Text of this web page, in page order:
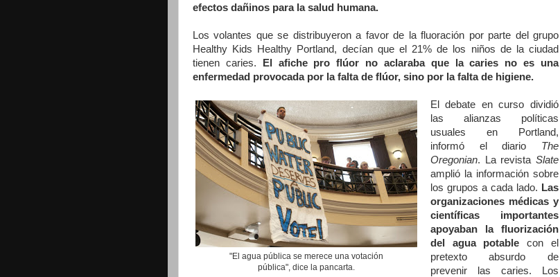
efectos dañinos para la salud humana.
Los volantes que se distribuyeron a favor de la fluoración por parte del grupo
Healthy Kids Healthy Portland, decían que el 21% de los niños de la ciudad
tienen caries.
El afiche pro flúor no aclaraba que la caries no es una
enfermedad provocada por la falta de flúor, sino por la falta de higiene.
"El agua pública se merece una votación
pública", dice la pancarta.
El debate en curso dividió
las alianzas políticas
usuales en Portland,
informó el diario The
Oregonian. La revista Slate
amplió la información sobre
los grupos a cada lado. Las
organizaciones médicas y
científicas importantes
apoyaban la fluorización
del agua potablecon el
pretexto absurdo de
prevenir las caries. Los